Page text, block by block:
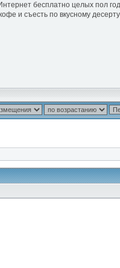
бесплатно целых пол
и съесть по вкусному